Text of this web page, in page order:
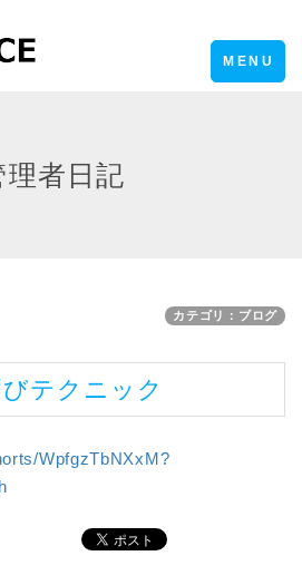
Toggle
navigation
MENU
理者日記
カテゴリ：ブログ
テクニック
WpfgzTbNXxM?